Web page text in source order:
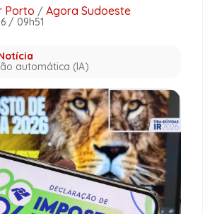
Porto / Agora Sudoeste
/ 09h51
automática (IA)